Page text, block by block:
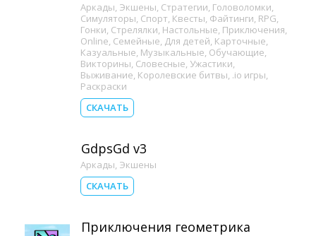
Аркады, Экшены, Стратегии, Головоломки,
Симуляторы, Спорт, Квесты, Файтинги, RPG,
Гонки, Стрелялки, Настольные, Приключения,
Online, Семейные, Для детей, Карточные,
Казуальные, Музыкальные, Обучающие,
Викторины, Словесные, Ужастики,
Выживание, Королевские битвы, .io игры,
Раскраски
СКАЧАТЬ
GdpsGd v3
Аркады, Экшены
СКАЧАТЬ
Приключения геометрика